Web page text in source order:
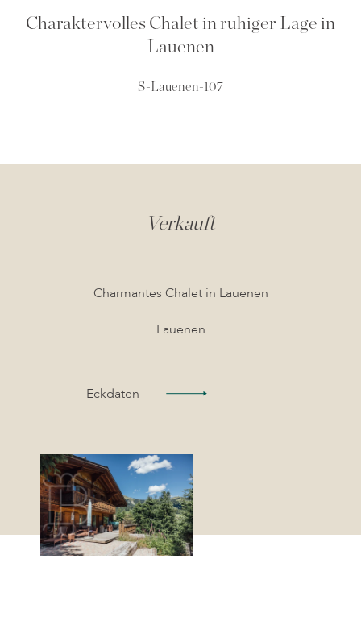
Charaktervolles Chalet in ruhiger Lage in
Lauenen
S-Lauenen-107
Verkauft
Charmantes Chalet in Lauenen
Lauenen
Eckdaten